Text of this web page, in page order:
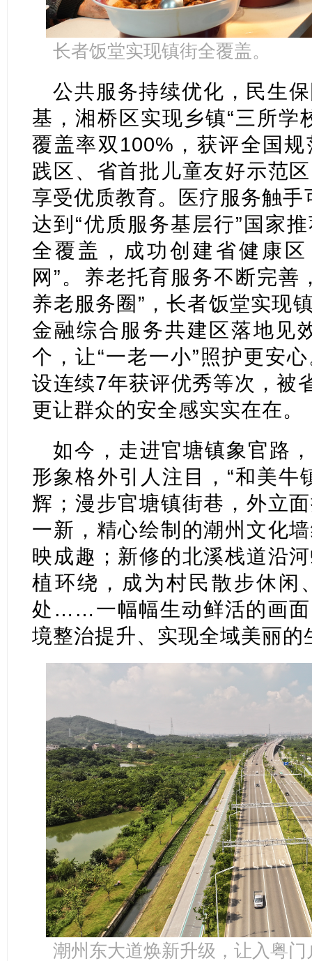
长者饭堂实现镇街全覆盖。
公共服务持续优化，民生
基，湘桥区实现乡镇“三所学
覆盖率双100%，获评全国
践区、省首批儿童友好示范
享受优质教育。医疗服务触
达到“优质服务基层行”国家
全覆盖，成功创建省健康
网”。养老托育服务不断完善
养老服务圈”，长者饭堂实现
金融综合服务共建区落地见
个，让“一老一小”照护更安
设连续7年获评优秀等次，被
更让群众的安全感实实在在。
如今，走进官塘镇象官路
形象格外引人注目，“和美牛
辉；漫步官塘镇街巷，外立
一新，精心绘制的潮州文化
映成趣；新修的北溪栈道沿
植环绕，成为村民散步休闲
处……一幅幅生动鲜活的画面
境整治提升、实现全域美丽的
潮州东大道焕新升级，让入粤门